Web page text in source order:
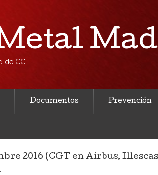
de CGT
Documentos Prevención
2016 (CGT en Airbus,